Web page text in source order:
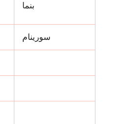
بنما
سورينام